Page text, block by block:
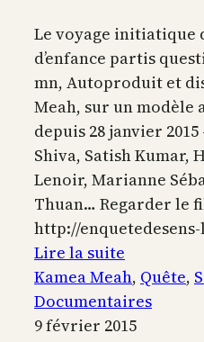
Le voyage initiatique
d’enfance partis
mn, Autoproduit et
Meah, sur un modèle
depuis 28 janvier 2015
Shiva, Satish Kumar,
Lenoir, Marianne
Thuan… Regarder le
http://
Lire la suite
En
Quête
de
Kamea Meah, Quête,
Documentaires
9 février 2015